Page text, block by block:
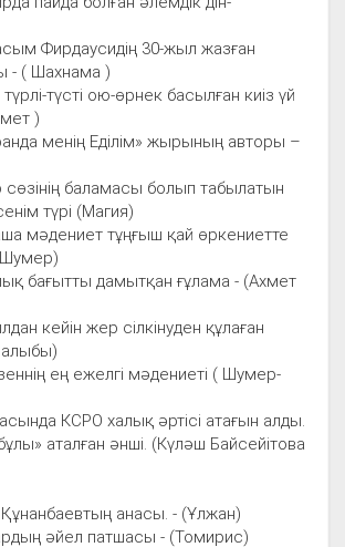
Фирдаусидің 30-жыл жазған
- ( Шахнама )
түсті ою-өрнек басылған киіз үй
)
менің Еділім» жырының авторы –
баламасы болып табылатын
түрі (Магия)
мәдениет тұңғыш қай өркениетте
бағытты дамытқан ғұлама - (Ахмет
кейін жер сілкінуден құлаған
алыбы)
ең ежелгі мәдениеті ( Шумер-
КСРО халық әртісі атағын алды.
аталған әнші. (Күләш Байсейітова
анасы. - (Ұлжан)
әйел патшасы - (Томирис)